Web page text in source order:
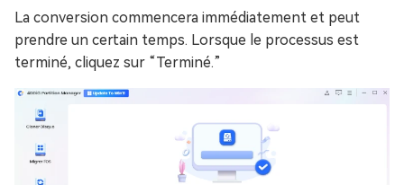
La conversion commencera immédiatement et peut
prendre un certain temps. Lorsque le processus est
terminé, cliquez sur “Terminé.”